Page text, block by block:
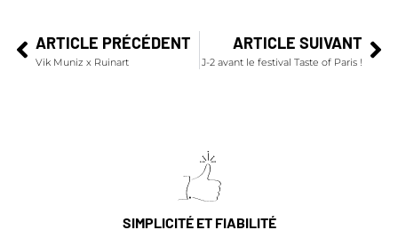
ARTICLE PRÉCÉDENT
Vik Muniz x Ruinart
ARTICLE SUIVANT
J-2 avant le festival Taste of Paris !
SIMPLICITÉ ET FIABILITÉ